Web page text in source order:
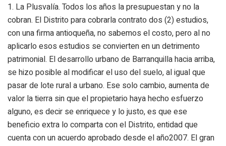
1. La Plusvalía. Todos los años la presupuestan y no la
cobran. El Distrito para cobrarla contrato dos (2) estudios,
con una firma antioqueña, no sabemos el costo, pero al no
aplicarlo esos estudios se convierten en un detrimento
patrimonial. El desarrollo urbano de Barranquilla hacia arriba,
se hizo posible al modificar el uso del suelo, al igual que
pasar de lote rural a urbano. Ese solo cambio, aumenta de
valor la tierra sin que el propietario haya hecho esfuerzo
alguno, es decir se enriquece y lo justo, es que ese
beneficio extra lo comparta con el Distrito, entidad que
cuenta con un acuerdo aprobado desde el año2007. El gran